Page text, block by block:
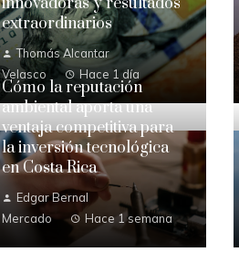
innovadoras y resultados
extraordinarios
Thomás Alcantar
Velasco
Hace 1 día
Cómo la reputación
ambiental aporta una
ventaja competitiva para
la inversión tecnológica
en Costa Rica
Edgar Bernal
Mercado
Hace 1 semana